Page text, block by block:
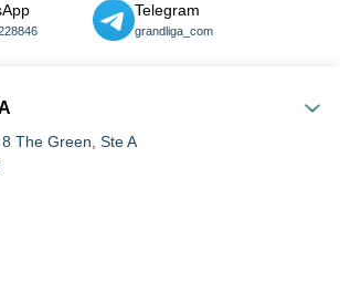
The Green, Ste A
Telegram
grandliga_com